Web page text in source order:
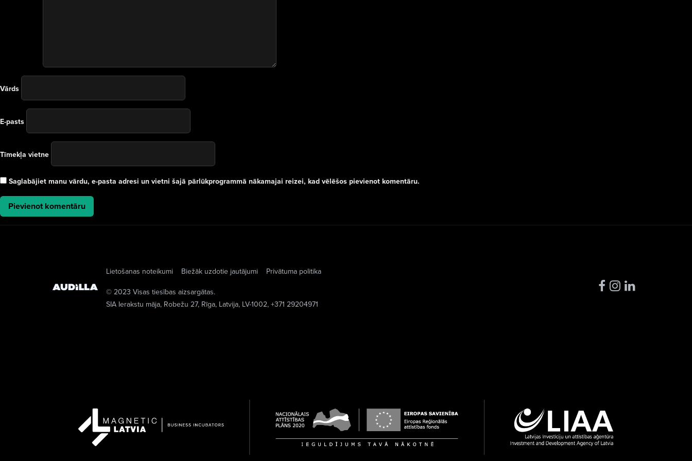
Vārds
E-pasts
Tīmekļa vietne
Saglabājiet manu vārdu, e-pasta adresi un vietni šajā pārlūkprogrammā nākamajai reizei, kad vēlēšos pievienot komentāru.
Lietošanas noteikumi Biežāk uzdotie jautājumi
Privātuma politika
© 2023 Visas tiesības aizsargātas.
SIA Ierakstu māja, Robežu 27, Rīga, Latvija, LV-1002, +371 29204971